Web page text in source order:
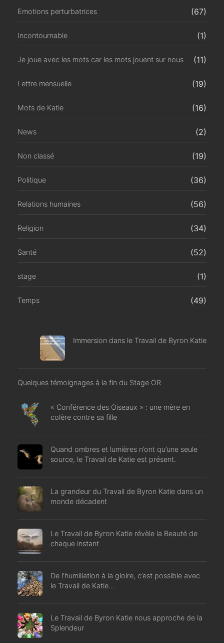
Emotions perturbatrices (67)
Incontournable (1)
Je joue avec les mots car les mots jouent sur nous (11)
Lettre mensuelle (19)
Mots de Katie (16)
News (2)
Non classé (19)
Politique (36)
Relations humaines (56)
Religion (34)
Santé (52)
stage (1)
Temps (49)
Immersion dans le Travail de Byron Katie
Quelques témoignages à la fin du Stage OR
« Conférence des Oiseaux » : une mère en
colère contre sa fille
Quand ombres et lumières n’ont qu’une seule
source, le Travail de Katie est présent.
La grandeur du Travail de Byron Katie dans un
monde décadent
Le Travail de Byron Katie révèle la Beauté de
chaque instant
De l’humiliation à la gloire, c’est possible avec
le Travail de Katie…
Le Travail de Byron Katie nous approche de la
Splendeur